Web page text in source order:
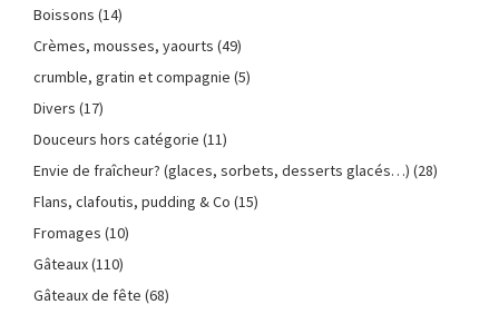
Boissons (14)
Crèmes, mousses, yaourts (49)
crumble, gratin et compagnie (5)
Divers (17)
Douceurs hors catégorie (11)
Envie de fraîcheur? (glaces, sorbets, desserts glacés…) (28)
Flans, clafoutis, pudding & Co (15)
Fromages (10)
Gâteaux(110)
Gâteaux de fête (68)